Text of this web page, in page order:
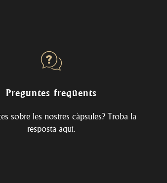
Preguntes freqüents
sobre les nostres càpsules? Troba la
respostaaquí.